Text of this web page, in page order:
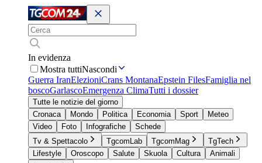
In evidenza
Mostra tuttiNascondi
Guerra IranElezioniCrans MontanaEpstein FilesFamiglia nel
boscoGarlascoEmergenza ClimaTutti i dossier
Tutte le notizie del giorno
Cronaca
Mondo Politica Economia Sport
Meteo
Video
Foto Infografiche
Schede
Tv & Spettacolo
TgcomLab TgcomMag
TgTech
Lifestyle
Oroscopo Salute Skuola Cultura
Animali